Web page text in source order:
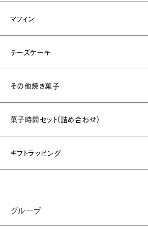
マフィン
チーズケーキ
その他焼き菓子
菓子時間セット(詰め合わせ)
ギフトラッピング
グループ